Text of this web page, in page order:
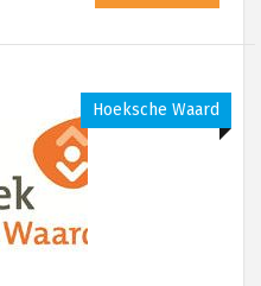
Hoeksche Waard